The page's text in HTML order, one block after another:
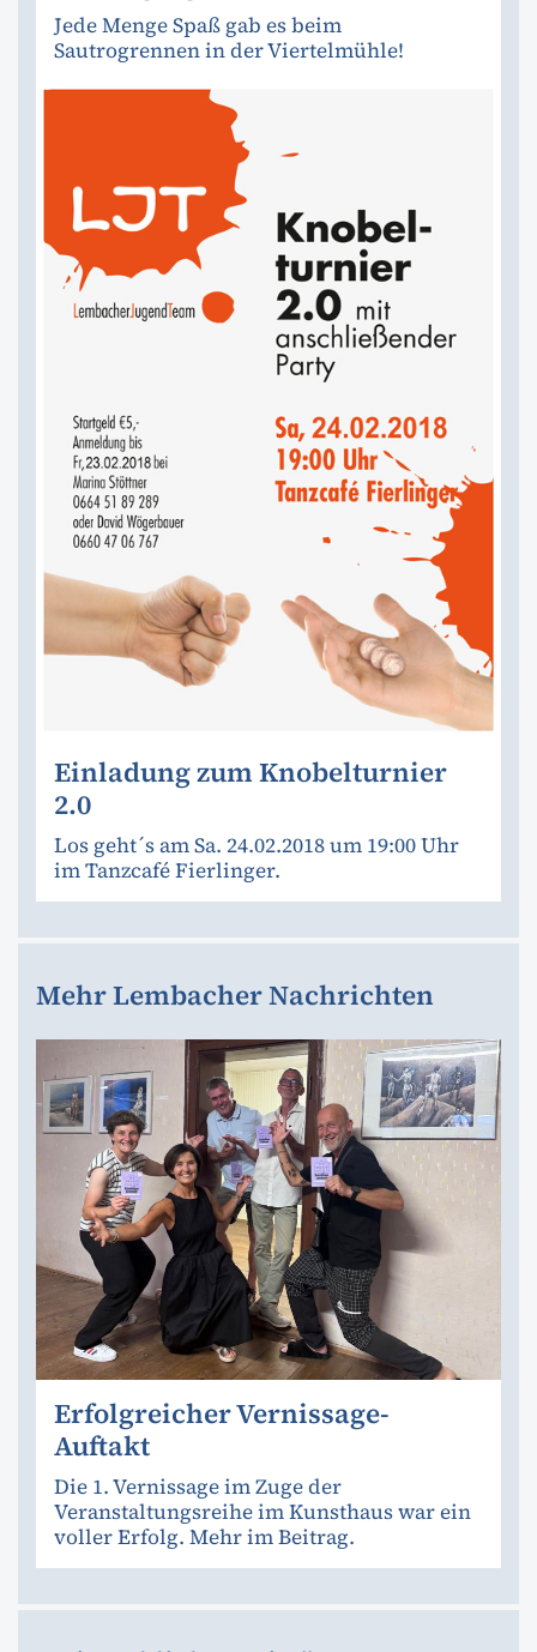
Jede Menge Spaß gab es beim
Sautrogrennen in der Viertelmühle!
Einladung zum Knobelturnier
2.0
Los geht´s am Sa. 24.02.2018 um 19:00 Uhr
im Tanzcafé Fierlinger.
Mehr Lembacher Nachrichten
Erfolgreicher Vernissage-
Auftakt
Die 1. Vernissage im Zuge der
Veranstaltungsreihe im Kunsthaus war ein
voller Erfolg. Mehr im Beitrag.